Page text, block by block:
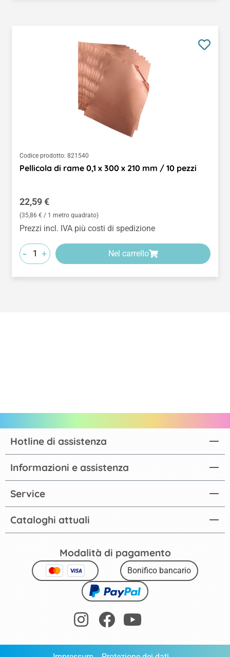
Codice prodotto: 821540
Pellicola di rame 0,1 x 300 x 210 mm / 10 pezzi
Prezzo normale:
22,59 €
(35,86 € / 1 metro quadrato)
Prezzi incl. IVA più costi di spedizione
- + Nel carrello
Cataloghi attuali
Hotline di assistenza
Informazioni e assistenza
Service
Modalità di pagamento
Bonifico bancario